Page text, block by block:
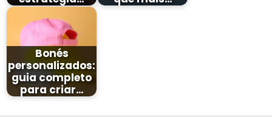
Bonés
personalizados:
guia completo
para criar…